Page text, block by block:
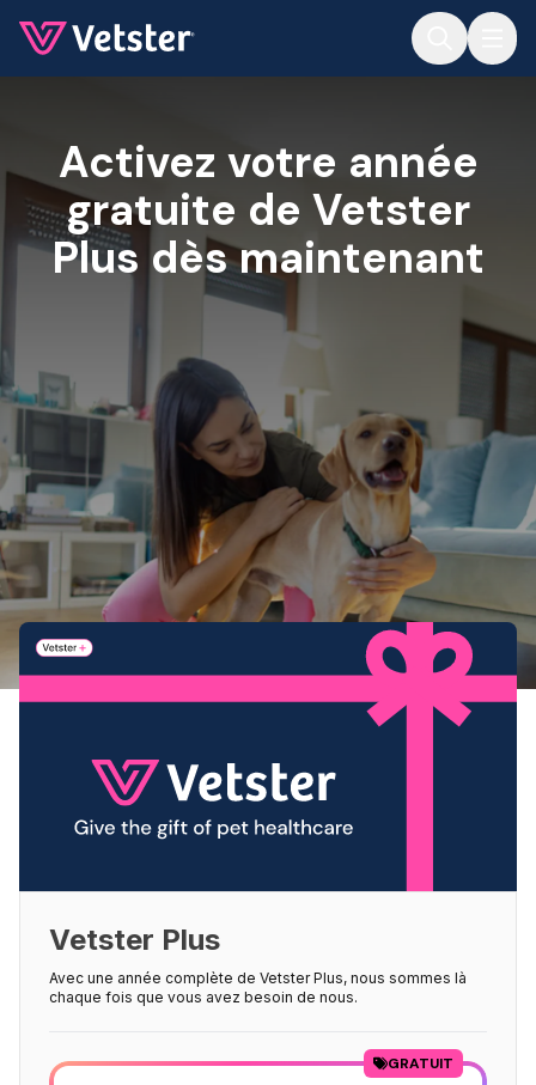
Activez votre année
gratuite de Vetster
Plus dès maintenant
Vetster Plus
Avec une année complète de Vetster Plus, nous sommes là
chaque fois que vous avez besoin de nous.
GRATUIT